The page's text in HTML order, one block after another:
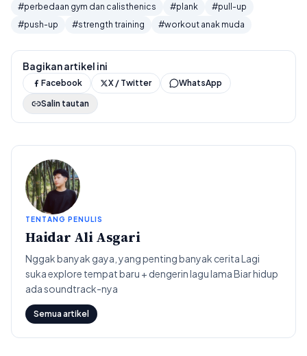
#perbedaan gym dan calisthenics
#plank
#pull-up
#push-up
#strength training #workout anak muda
Bagikan artikel ini
Facebook X / Twitter
WhatsApp
Salin tautan
TENTANG PENULIS
Haidar Ali Asgari
Nggak banyak gaya, yang penting banyak cerita Lagi
suka explore tempat baru + dengerin lagu lama Biar hidup
ada soundtrack-nya
Semua artikel